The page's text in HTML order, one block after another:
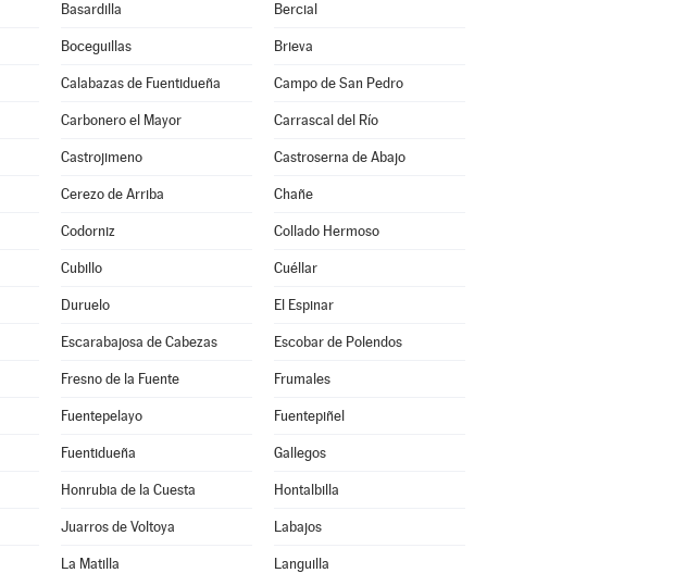
Basardilla Bercial
Boceguillas Brieva
Calabazas de Fuentidueña Campo de San Pedro
Carbonero el Mayor Carrascal del Río
Castrojimeno Castroserna de Abajo
Cerezo de Arriba Chañe
Codorniz Collado Hermoso
Cubillo Cuéllar
Duruelo El Espinar
Escarabajosa de Cabezas Escobar de Polendos
Fresno de la Fuente Frumales
Fuentepelayo Fuentepiñel
Fuentidueña Gallegos
Honrubia de la Cuesta Hontalbilla
Juarros de Voltoya Labajos
La Matilla Languilla